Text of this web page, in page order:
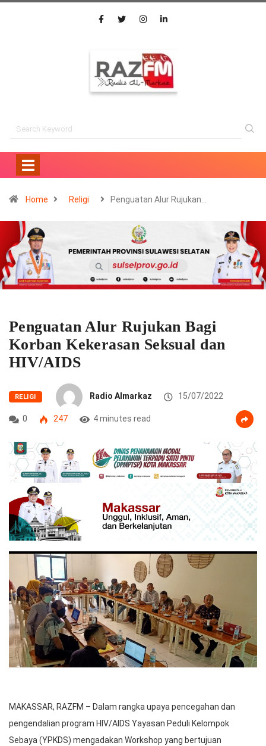
Home Religi Penguatan Alur Rujukan…
Penguatan Alur Rujukan Bagi
Korban Kekerasan Seksual dan
HIV/AIDS
RELIGI Radio Almarkaz 15/07/2022
0 247 4 minutes read
MAKASSAR, RAZFM – Dalam rangka upaya pencegahan dan
pengendalian program HIV/AIDS Yayasan Peduli Kelompok
Sebaya (YPKDS) mengadakan Workshop yang bertujuan